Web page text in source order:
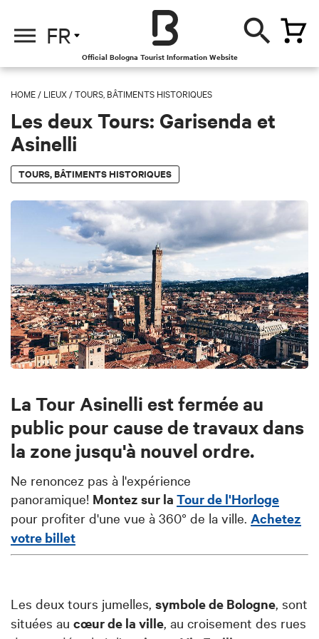
FR
Official Bologna Tourist Information Website
HOME / LIEUX /TOURS, BÂTIMENTS HISTORIQUES
Les deux Tours: Garisenda et
Asinelli
TOURS, BÂTIMENTS HISTORIQUES
La Tour Asinelli est fermée au
public pour cause de travaux dans
la zone jusqu'à nouvel ordre.
Ne renoncez pas à l'expérience
panoramique! Montez sur la Tour de l'Horloge
pour profiter d'une vue à 360° de la ville. Achetez
votre billet
Les deux tours jumelles, symbole de Bologne, sont
situées au cœur de la ville, au croisement des rues